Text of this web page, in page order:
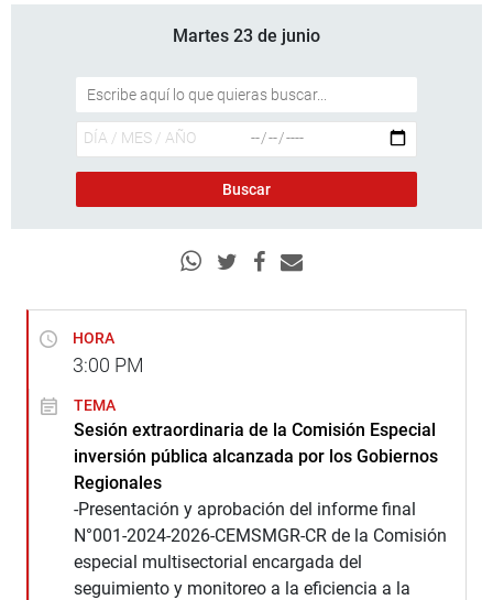
Martes 23 de junio
HORA
3:00 PM
TEMA
Sesión extraordinaria de la Comisión Especial
inversión pública alcanzada por los Gobiernos
Regionales
-Presentación y aprobación del informe final
N°001-2024-2026-CEMSMGR-CR de la Comisión
especial multisectorial encargada del
seguimiento y monitoreo a la eficiencia a la